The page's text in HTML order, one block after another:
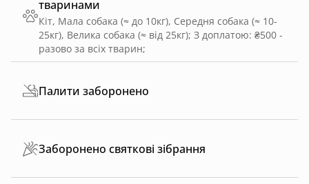
тваринами
Кіт, Мала собака (≈ до 10кг), Середня собака (≈ 10-
25кг), Велика собака (≈ від 25кг); З доплатою: ₴500 -
разово за всіх тварин;
Палити заборонено
Заборонено святкові зібрання